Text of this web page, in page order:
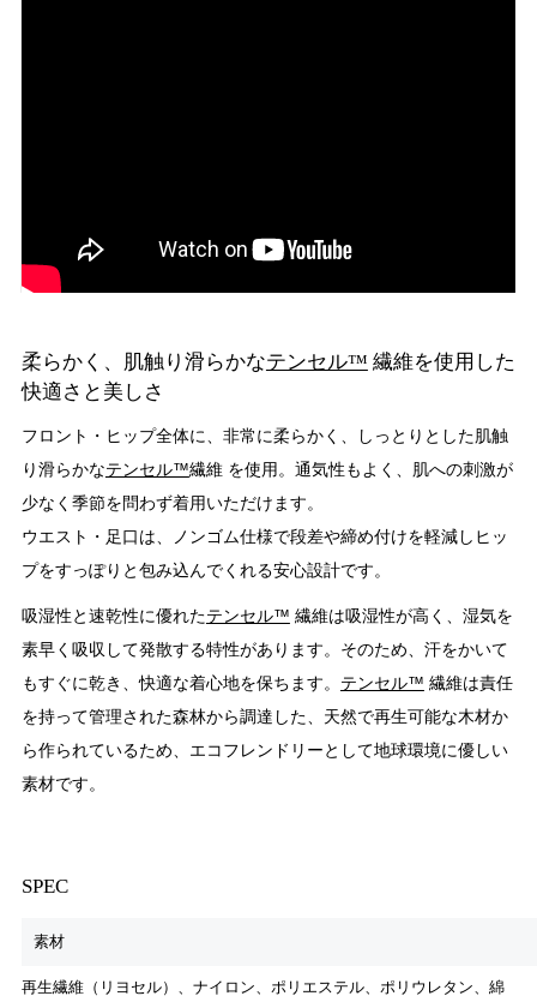
柔らかく、肌触り滑らかなテンセル™ 繊維を使用した
快適さと美しさ
フロント・ヒップ全体に、非常に柔らかく、しっとりとした肌触
り滑らかなテンセル™繊維 を使用。通気性もよく、肌への刺激が
少なく季節を問わず着用いただけます。
ウエスト・足口は、ノンゴム仕様で段差や締め付けを軽減しヒッ
プをすっぽりと包み込んでくれる安心設計です。
吸湿性と速乾性に優れたテンセル™ 繊維は吸湿性が高く、湿気を
素早く吸収して発散する特性があります。そのため、汗をかいて
もすぐに乾き、快適な着心地を保ちます。 テンセル™ 繊維は責任
を持って管理された森林から調達した、天然で再生可能な木材か
ら作られているため、エコフレンドリーとして地球環境に優しい
素材です。
SPEC
素材
再生繊維（リヨセル）、ナイロン、ポリエステル、ポリウレタン、綿